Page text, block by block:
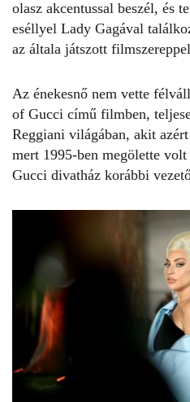
olasz akcentussal beszél, és
eséllyel Lady Gagával
az általa játszott
Az énekesnő nem vette
of Gucci című filmben,
Reggiani világában, akit
mert 1995-ben megölette
Gucci divatház korábbi